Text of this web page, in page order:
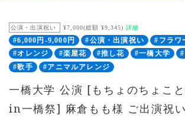
公演・出演祝い ¥7,000(総額 ¥9,345) 詳細
#6,000円-9,000円 #公演・出演祝い
#フラワ
#オレンジ
#楽屋花 #推し花 #一橋大学
#歌手
#アニマルアレンジ
一橋大学 公演 [もちょのちょこ
in一橋祭] 麻倉もも様 ご出演祝